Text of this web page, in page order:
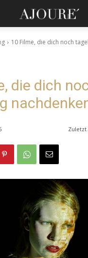
10 Filme, die dich noch
die dich
Zuletzt